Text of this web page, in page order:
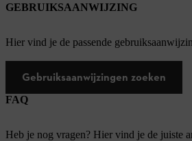
GEBRUIKSAANWIJZING
Hier vind je de passende
Gebruiksaanwijzingen zoeken
FAQ
Heb je nog vragen? Hier vind je de juiste